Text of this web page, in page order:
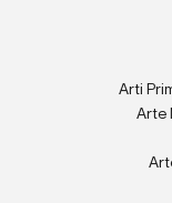
Arti
Arte